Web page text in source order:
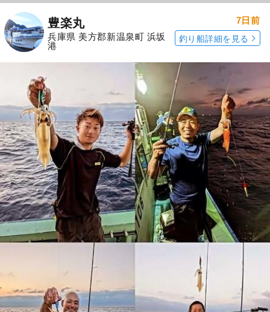
豊楽丸
兵庫県 美方郡新温泉町 浜坂
港
7日前
釣り船詳細を見る